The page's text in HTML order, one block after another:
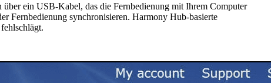
ein USB-Kabel, das die Fernbedienung mit Ihrem Computer
Fernbedienung synchronisieren. Harmony Hub-basierte